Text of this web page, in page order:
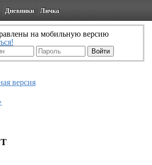
Дневники Личка
на мобильную версию
версия